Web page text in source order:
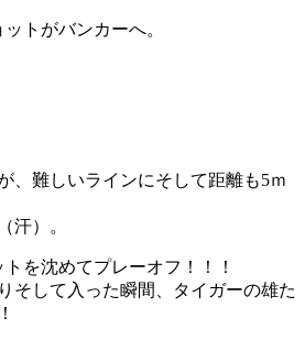
トがバンカーへ。
、難しいラインにそして距離も5ｍ
汗）。
を沈めてプレーオフ！！！
そして入った瞬間、タイガーの雄た